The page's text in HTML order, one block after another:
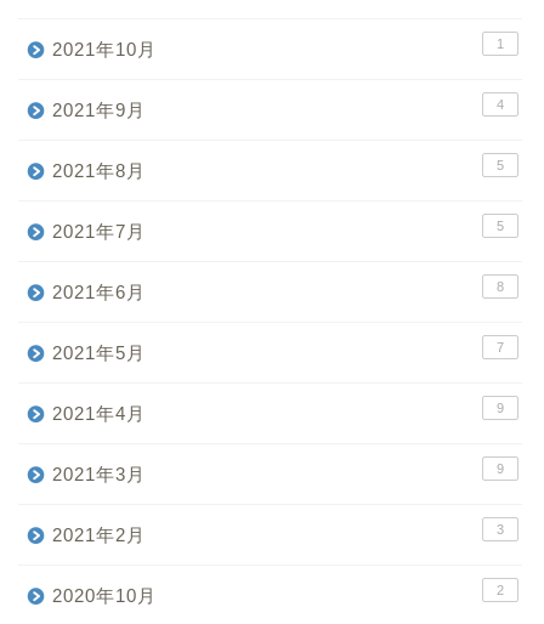
2021年10月 1
2021年9月 4
2021年8月 5
2021年7月 5
2021年6月 8
2021年5月 7
2021年4月 9
2021年3月 9
2021年2月 3
2020年10月 2